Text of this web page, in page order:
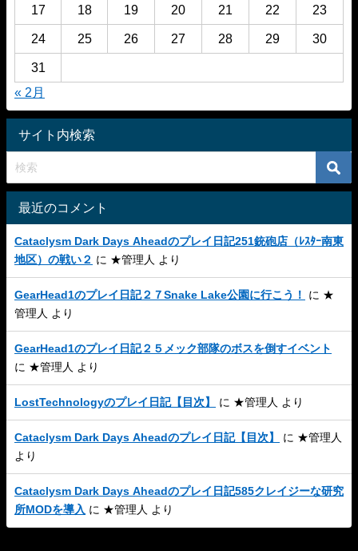
17 18 19 20 21 22 23
24 25 26 27 28 29 30
31
« 2月
サイト内検索
最近のコメント
Cataclysm Dark Days Aheadのプレイ日記251銃砲店（ﾚｽﾀｰ南東
地区）の戦い２ に ★管理人 より
GearHead1のプレイ日記２７Snake Lake公園に行こう！ に ★
管理人
より
GearHead1のプレイ日記２５メック部隊のボスを倒すイベント
に ★管理人 より
LostTechnologyのプレイ日記【目次】 に ★管理人 より
Cataclysm Dark Days Aheadのプレイ日記【目次】 に ★管理人
より
Cataclysm Dark Days Aheadのプレイ日記585クレイジーな研究
所MODを導入 に ★管理人 より